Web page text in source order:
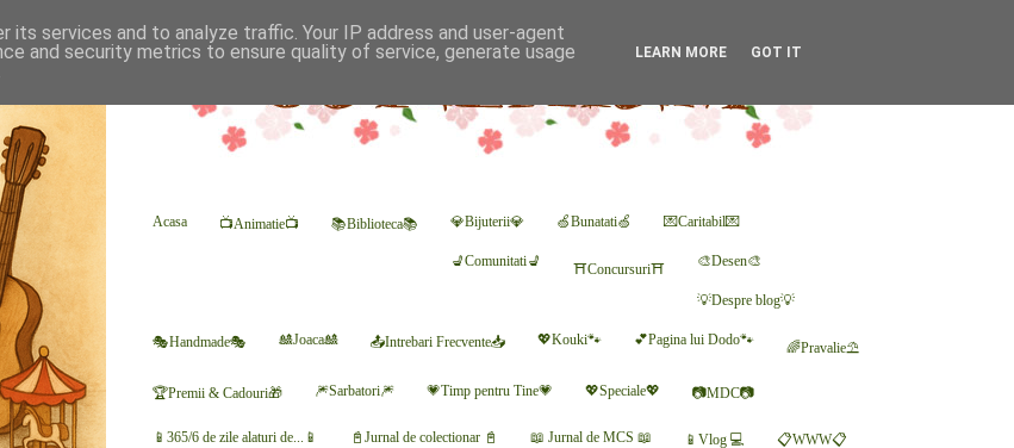
Acasa 📺Animatie📺 📚Biblioteca📚 💎Bijuterii💎 🍏Bunatati🍏 💌Caritabil💌
💺Comunitati💺 ⛩Concursuri⛩ 🎨Desen🎨
💡Despre blog💡
🎭Handmade🎭 🎎Joaca🎎 📤Intrebari Frecvente📥 💖Kouki🐾 💕Pagina lui Dodo🐾 🌈Pravalie⛱
🏆Premii & Cadouri🎁 🎆Sarbatori🎆 💗Timp pentru Tine💗 💖Speciale💖 📷MDC📷
📱365/6 de zile alaturi de...📱 📓Jurnal de colectionar 📓 📖 Jurnal de MCS 📖 📱Vlog 💻 📋WWW📋
services and to analyze traffic. Your IP address and user-agent
and security metrics to ensure quality of service, generate usage
LEARN MORE GOT IT